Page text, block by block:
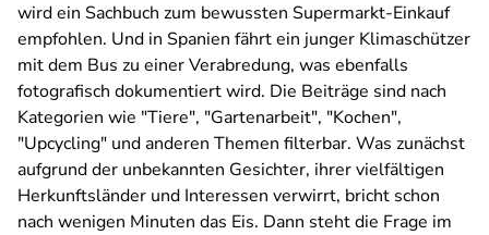
wird ein Sachbuch zum bewussten Supermarkt-Einkauf
empfohlen. Und in Spanien fährt ein junger Klimaschützer
mit dem Bus zu einer Verabredung, was ebenfalls
fotografisch dokumentiert wird. Die Beiträge sind nach
Kategorien wie "Tiere", "Gartenarbeit", "Kochen",
"Upcycling" und anderen Themen filterbar. Was zunächst
aufgrund der unbekannten Gesichter, ihrer vielfältigen
Herkunftsländer und Interessen verwirrt, bricht schon
nach wenigen Minuten das Eis. Dann steht die Frage im